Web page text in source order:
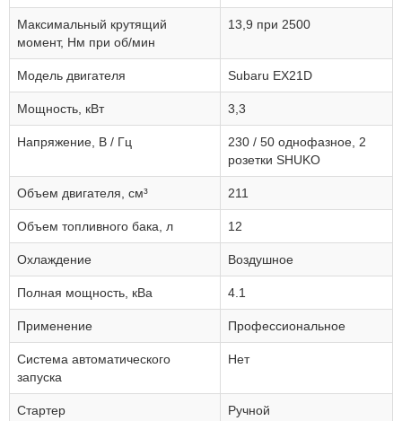
Максимальный крутящий
момент, Нм при об/мин
13,9 при 2500
Модель двигателя Subaru EX21D
Мощность, кВт 3,3
Напряжение, В / Гц
230 / 50 однофазное, 2
розетки SHUKO
Объем двигателя, см³ 211
Объем топливного бака, л 12
Охлаждение Воздушное
Полная мощность, кВа 4.1
Применение Профессиональное
Система автоматического
запуска
Нет
Стартер Ручной